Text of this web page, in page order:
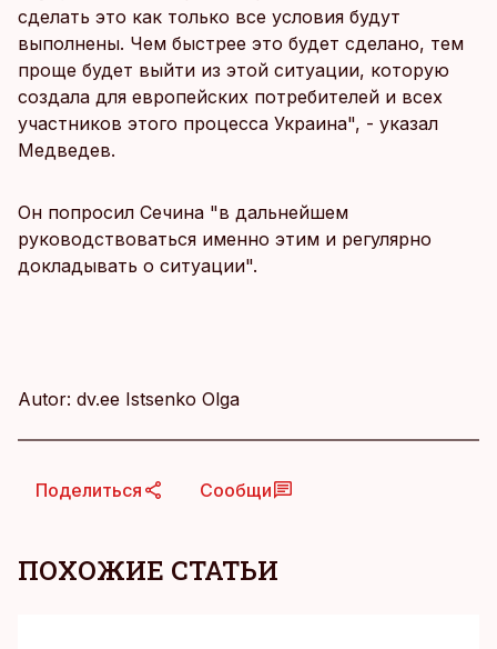
сделать это как только все условия будут
выполнены. Чем быстрее это будет сделано, тем
проще будет выйти из этой ситуации, которую
создала для европейских потребителей и всех
участников этого процесса Украина", - указал
Медведев.
Он попросил Сечина "в дальнейшем
руководствоваться именно этим и регулярно
докладывать о ситуации".
Autor: dv.ee Istsenko Olga
Поделиться Сообщи
ПОХОЖИЕ СТАТЬИ